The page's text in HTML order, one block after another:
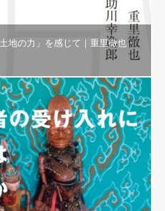
地の力」を感じて｜重里徹也・